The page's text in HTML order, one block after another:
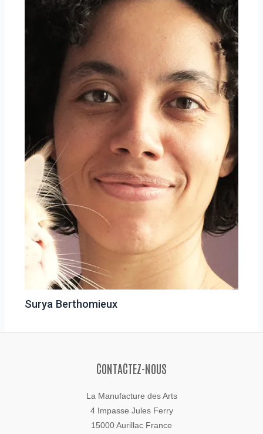
Surya Berthomieux
CONTACTEZ-NOUS
La Manufacture des Arts
4 Impasse Jules Ferry
15000 Aurillac France